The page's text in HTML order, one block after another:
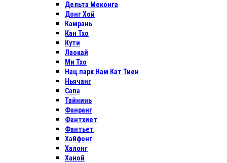
Дельта Меконга
Донг Хой
Камрань
Кан Тхо
Кути
Лаокай
Ми Тхо
Нац.парк Нам Кат Тиен
Ньячанг
Сапа
Тайнинь
Фанранг
Фантхиет
Фантьет
Хайфонг
Халонг
Ханой